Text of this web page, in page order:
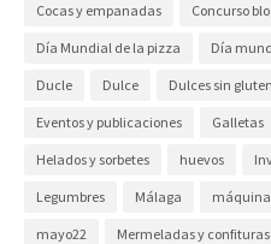
Cocas y empanadas Concurso
Día Mundial de la pizza Día
Ducle Dulce Dulces sin gluten
Eventos y publicaciones Galletas
Helados y sorbetes huevos
Legumbres Málaga
mayo22 Mermeladas y confituras